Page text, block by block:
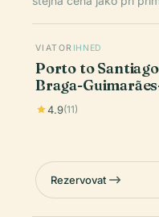
VIATOR IHNED
Porto to
Braga-
4.9(11)
Rezervovat